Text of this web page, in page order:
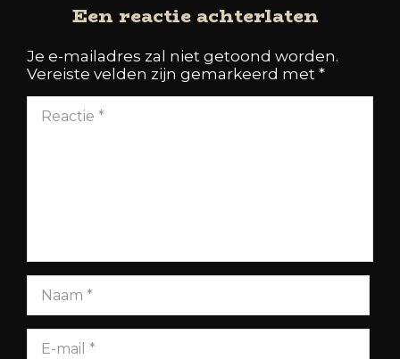
Een reactie achterlaten
Je e-mailadres zal niet getoond worden.
Vereiste velden zijn gemarkeerd met *